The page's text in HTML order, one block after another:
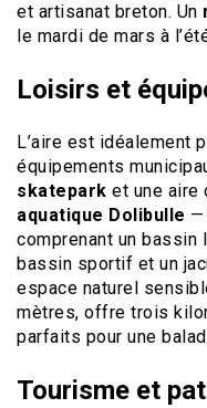
et artisanat breton. Un
le mardi de mars à
Loisirs et
L’aire est idéalement
équipements
skatepark et une aire
aquatique Dolibulle —
comprenant un bassin
bassin sportif et un
espace naturel
mètres, offre trois
parfaits pour une
Tourisme et